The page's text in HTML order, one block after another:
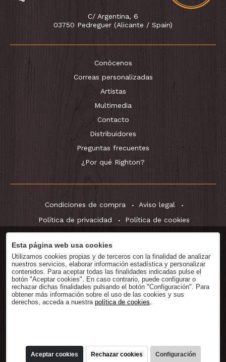
C/ Argentina, 6
03750 Pedreguer (Alicante / Spain)
Conócenos
Correas personalizadas
Artistas
Multimedia
Contacto
Distribuidores
Preguntas frecuentes
¿Por qué Righton?
Condiciones de compra
Aviso legal
Política de privacidad
Política de cookies
DescargarCatálogo
Esta página web usa cookies
Utilizamos cookies propias y de terceros con la finalidad de analizar
nuestros servicios, elaborar información estadística y personalizar
contenidos. Para aceptar todas las finalidades indicadas pulse el
botón "Aceptar cookies". En caso contrario, puede configurar o
rechazar dichas finalidades pulsando el botón "Configuración". Para
obtener más información sobre el uso de las cookies y sus
derechos, acceda a nuestra política de cookies.
Aceptar cookies Rechazar cookies Configuración